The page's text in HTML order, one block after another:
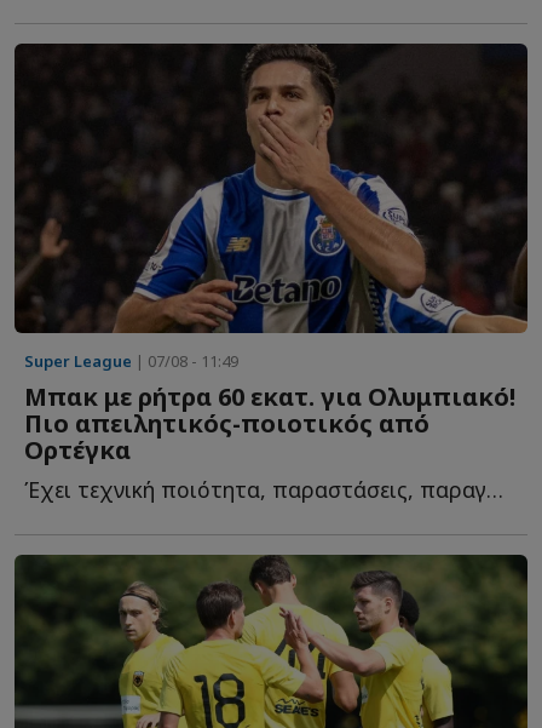
Super League | 07/08 - 11:49
Μπακ με ρήτρα 60 εκατ. για Ολυμπιακό!
Πιο απειλητικός-ποιοτικός από
Ορτέγκα
Έχει τεχνική ποιότητα, παραστάσεις, παραγωγή σε γκολ κ...